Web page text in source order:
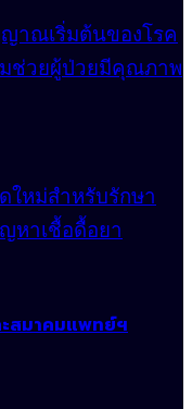
ญาณเริ่มต้นของโรค
ช่วยผู้ป่วยมีคุณภาพ
หม่สำหรับรักษา
หาเชื้อดื้อยา
สมาคมแพทย์ฯ